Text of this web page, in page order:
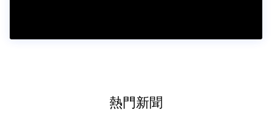
熱門新聞